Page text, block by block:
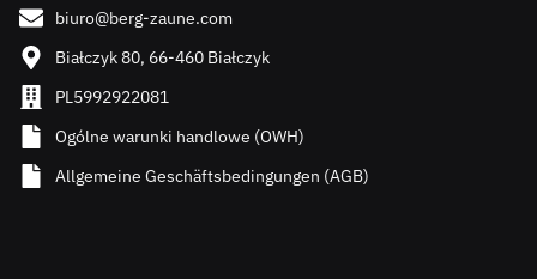
biuro@berg-zaune.com
Białczyk 80, 66-460 Białczyk
PL5992922081
Ogólne warunki handlowe (OWH)
Allgemeine Geschäftsbedingungen (AGB)